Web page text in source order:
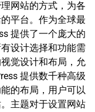
网站的方式，为各
平台。作为全球最
提供了一个庞大的
设计选择和功能需
觉设计和布局，允
提供数千种高级
的布局，用户可以
主题对于设置网站